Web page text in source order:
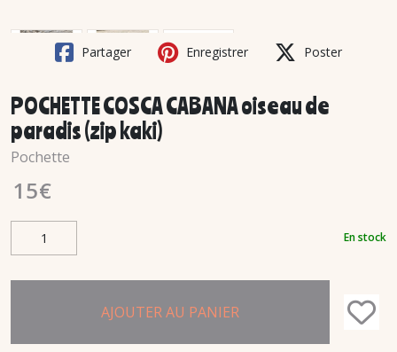
Partager Enregistrer Poster
POCHETTE COSCA CABANA oiseau de
paradis (zip kaki)
Pochette
15€
En stock
AJOUTER AU PANIER